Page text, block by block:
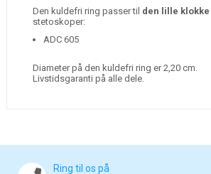
Den kuldefri ring passer til den lille klokke
stetoskoper:
ADC 605
Diameter på den kuldefri ring er 2,20 cm.
Livstidsgaranti på alle dele.
Ring til os på